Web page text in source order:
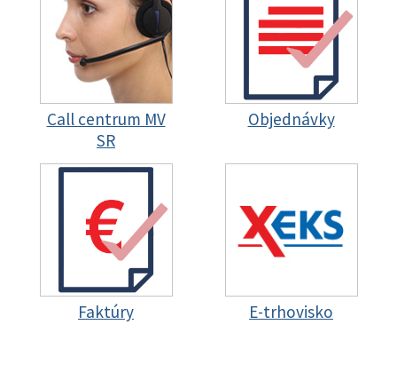
Call centrum MV
SR
Objednávky
Faktúry E-trhovisko